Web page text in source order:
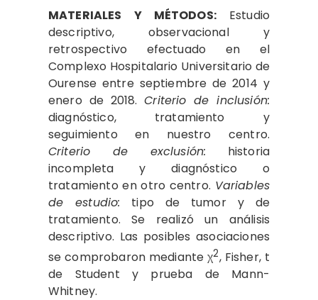
MATERIALES Y MÉTODOS:Estudio
descriptivo, observacional y
retrospectivo efectuado en el
Complexo Hospitalario Universitario de
Ourense entre septiembre de 2014 y
enero de 2018.Criterio de inclusión:
diagnóstico, tratamiento y
seguimiento en nuestro centro.
Criterio de exclusión: historia
incompleta y diagnóstico o
tratamiento en otro centro. Variables
de estudio: tipo de tumor y de
tratamiento. Se realizó un análisis
descriptivo. Las posibles asociaciones
se comprobaron mediante χ2, Fisher, t
de Student y prueba de Mann-
Whitney.